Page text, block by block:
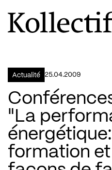
Aller à la page d'accueil
Logo Kollectif
Actualité 25.04.2009
"La
formation